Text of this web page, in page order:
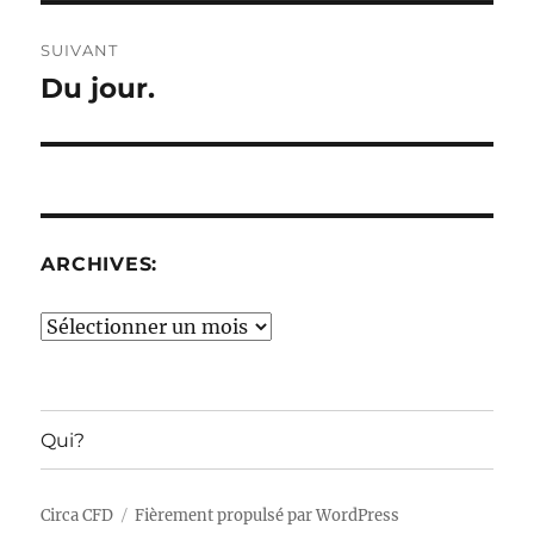
SUIVANT
Publication
Du jour.
ARCHIVES:
Archives:
Qui?
Circa CFD Fièrement propulsé par WordPress